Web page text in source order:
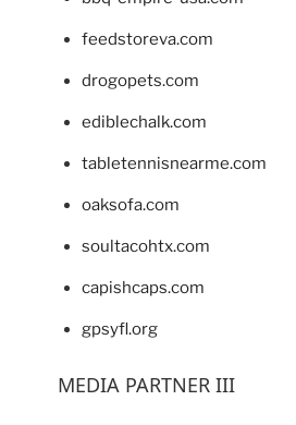
feedstoreva.com
drogopets.com
ediblechalk.com
tabletennisnearme.com
oaksofa.com
soultacohtx.com
capishcaps.com
gpsyfl.org
MEDIA PARTNER III